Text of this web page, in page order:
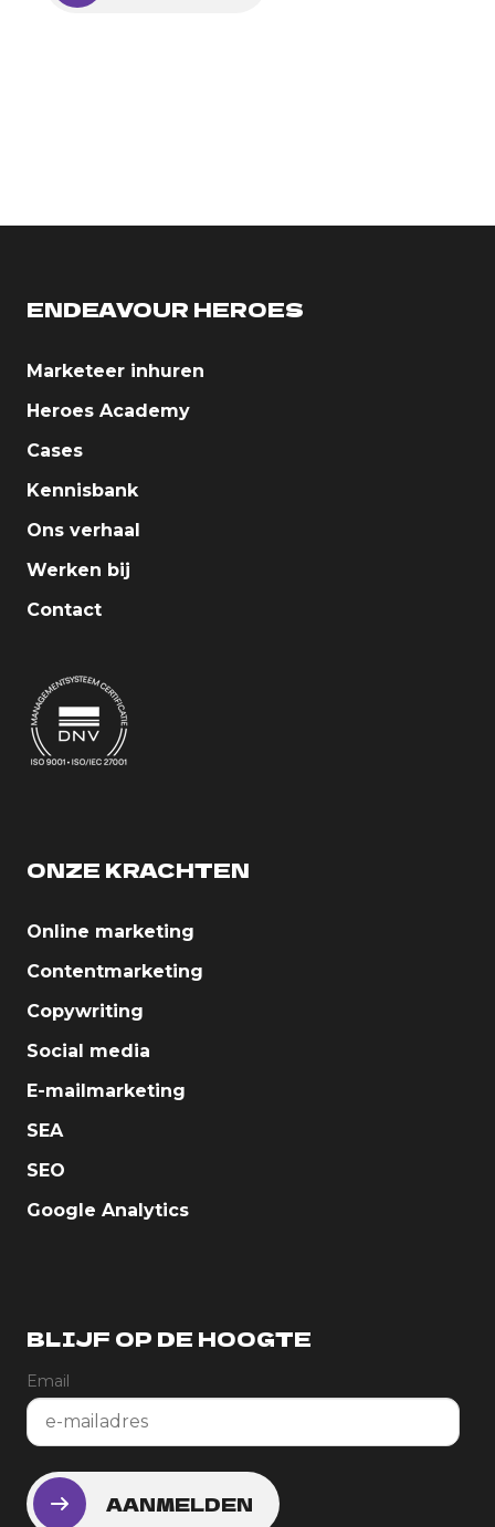
ENDEAVOUR HEROES
Marketeer inhuren
Heroes Academy
Cases
Kennisbank
Ons verhaal
Werken bij
Contact
ONZE KRACHTEN
Online marketing
Contentmarketing
Copywriting
Social media
E-mailmarketing
SEA
SEO
Google Analytics
BLIJF OP DE HOOGTE
Email